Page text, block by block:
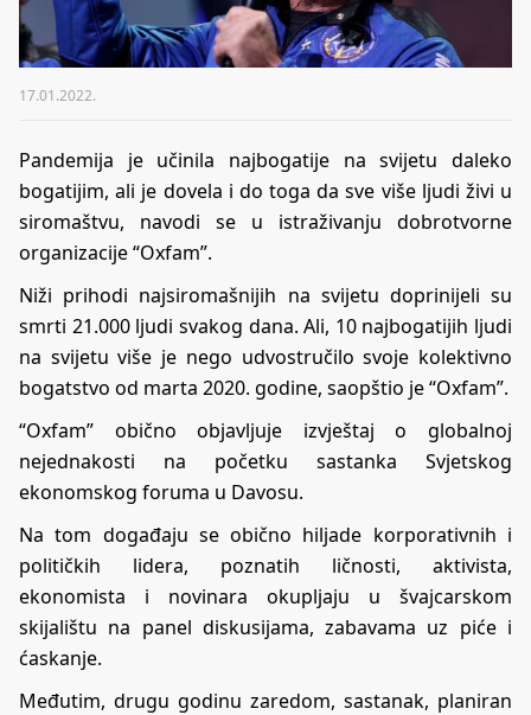
17.01.2022.
Pandemija je učinila najbogatije na svijetu daleko
bogatijim, ali je dovela i do toga da sve više ljudi živi u
siromaštvu, navodi se u istraživanju dobrotvorne
organizacije “Oxfam”.
Niži prihodi najsiromašnijih na svijetu doprinijeli su
smrti 21.000 ljudi svakog dana. Ali, 10 najbogatijih ljudi
na svijetu više je nego udvostručilo svoje kolektivno
bogatstvo od marta 2020. godine, saopštio je “Oxfam”.
“Oxfam” obično objavljuje izvještaj o globalnoj
nejednakosti na početku sastanka Svjetskog
ekonomskog foruma u Davosu.
Na tom događaju se obično hiljade korporativnih i
političkih lidera, poznatih ličnosti, aktivista,
ekonomista i novinara okupljaju u švajcarskom
skijalištu na panel diskusijama, zabavama uz piće i
ćaskanje.
Međutim, drugu godinu zaredom, sastanak, planiran